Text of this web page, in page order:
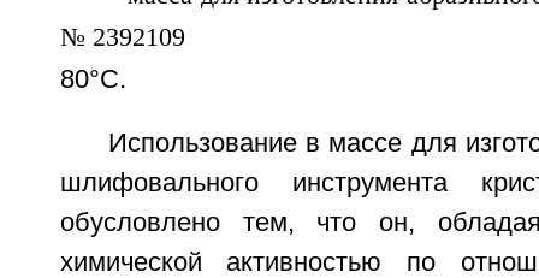
80°С.
Использование в массе для
шлифовального инструмента
обусловлено тем, что он,
химической активностью по